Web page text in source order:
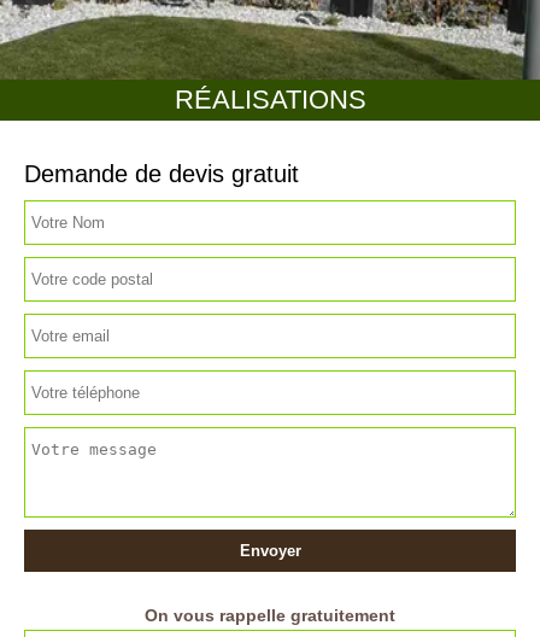
RÉALISATIONS
Demande de devis gratuit
On vous rappelle gratuitement